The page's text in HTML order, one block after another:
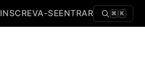
INSCREVA-SEENTRAR ⌘ K